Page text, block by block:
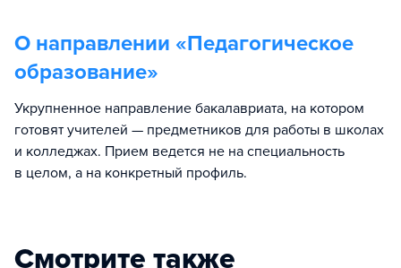
О направлении «Педагогическое
образование»
Укрупненное направление бакалавриата, на котором
готовят учителей — предметников для работы в школах
и колледжах. Прием ведется не на специальность
в целом, а на конкретный профиль.
Смотрите также